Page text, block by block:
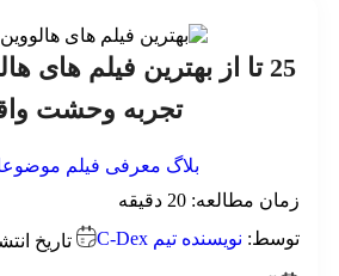
25 تا از بهترین فیلم های
تجربه وحشت
بلاگ معرفی فیلم
زمان مطالعه: 20 دقیقه
توسط: نویسنده تیم C-Dex تاریخ انتشار: 25